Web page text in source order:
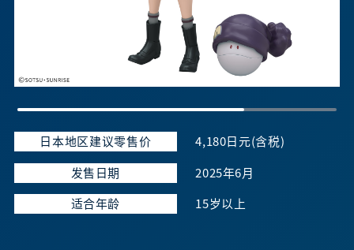
日本地区建议零售价 4,180日元(含税)
发售日期 2025年6月
适合年龄 15岁以上